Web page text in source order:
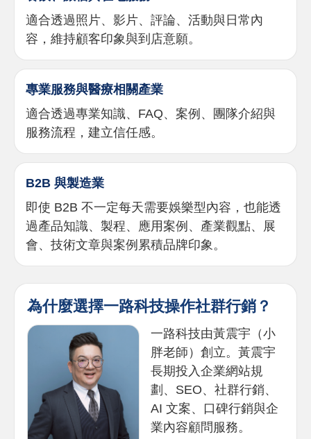
適合透過照片、影片、評論、活動與日常內
容，維持顧客印象與到店意願。
專業服務與醫療相關產業
適合透過專業知識、FAQ、案例、團隊介紹與
服務流程，建立信任感。
B2B 與製造業
即使 B2B 不一定每天需要娛樂型內容，也能透
過產品知識、製程、應用案例、產業觀點、展
會、技術文章與案例累積品牌印象。
為什麼選擇一路科技操作社群行銷？
一路科技由黃震宇（小
胖老師）創立。黃震宇
長期投入企業網站規
劃、SEO、社群行銷、
AI 文案、口碑行銷與企
業內容顧問服務。